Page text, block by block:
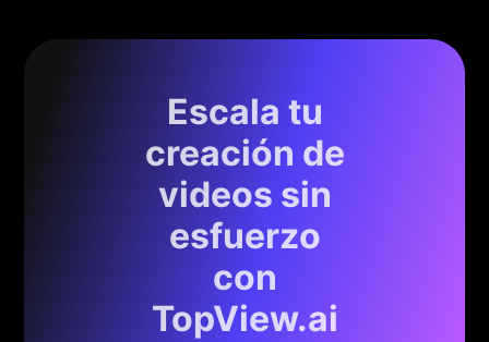
Escala tu
creación de
videos sin
esfuerzo
con
TopView.ai